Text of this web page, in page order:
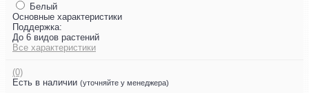
Белый
Основные характеристики
Поддержка:
До 6 видов растений
Все характеристики
(0)
Есть в наличии (уточняйте у менеджера)